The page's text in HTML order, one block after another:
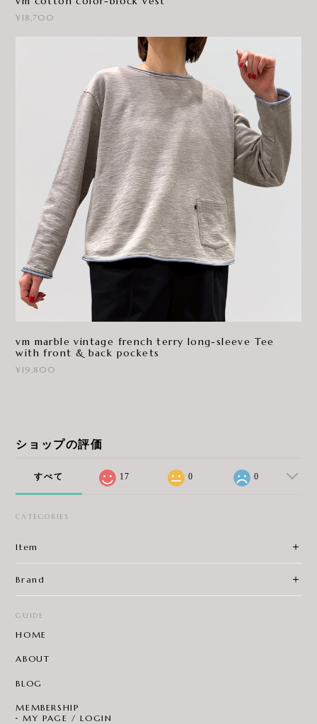
¥18,700
vm marble vintage french terry long-sleeve Tee
with front & back pockets
¥19,800
ショップの評価
すべて 17 0 0
CATEGORIES
Item
Brand
GUIDE
HOME
ABOUT
BLOG
MEMBERSHIP
MY PAGE / LOGIN